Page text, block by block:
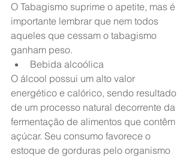
O Tabagismo suprime o apetite, mas é
importante lembrar que nem todos
aqueles que cessam o tabagismo
ganham peso.
Bebida alcoólica
O álcool possui um alto valor
energético e calórico, sendo resultado
de um processo natural decorrente da
fermentação de alimentos que contêm
açúcar. Seu consumo favorece o
estoque de gorduras pelo organismo